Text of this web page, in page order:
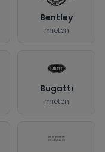
Bentley
mieten
Bugatti
mieten